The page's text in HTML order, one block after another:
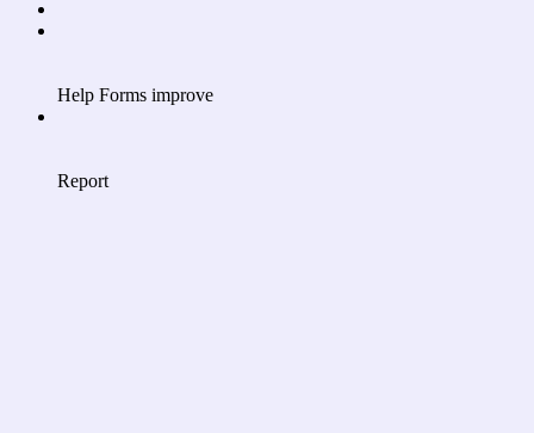
Help Forms improve
Report